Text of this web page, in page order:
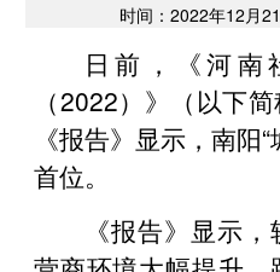
时间：2022年12月
日前，《河南
（2022）》（以下
《报告》显示，南阳
首位。
《报告》显示